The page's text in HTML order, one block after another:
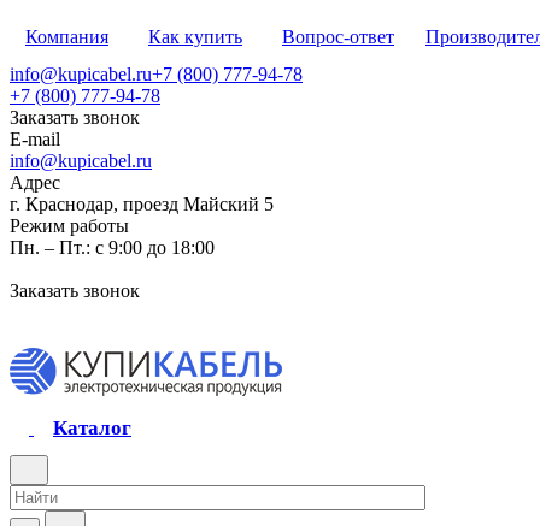
Компания Как купить Вопрос-ответ
info@kupicabel.ru+7 (800) 777-94-78
+7 (800) 777-94-78
Заказать звонок
E-mail
info@kupicabel.ru
Адрес
г. Краснодар, проезд Майский 5
Режим работы
Пн. – Пт.: с 9:00 до 18:00
Заказать звонок
Каталог